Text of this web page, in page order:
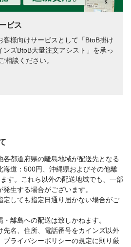
ビス
客様向けサービスとして「BtoB掛け
ンズBtoB大量注文アシスト」を承っ
相談ください。
各都道府県の離島地域が配送先となる
海道：500円、沖縄県およびその他離
す。これら以外の配送地域でも、一部
生する場合がございます。
定しても指定日通り届かない場合がご
離島への配送は致しかねます。
先名、住所、電話番号をカインズ以外
プライバシーポリシーの規定に則り厳